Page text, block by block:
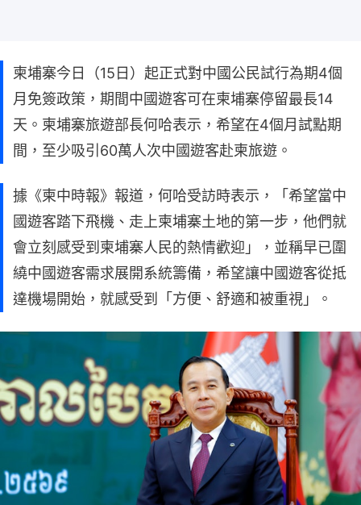
柬埔寨今日（15日）起正式對中國公民試行為期4個
月免簽政策，期間中國遊客可在柬埔寨停留最長14
天。柬埔寨旅遊部長何哈表示，希望在4個月試點期
間，至少吸引60萬人次中國遊客赴柬旅遊。
據《柬中時報》報道，何哈受訪時表示，「希望當中
國遊客踏下飛機、走上柬埔寨土地的第一步，他們就
會立刻感受到柬埔寨人民的熱情歡迎」，並稱早已圍
繞中國遊客需求展開系統籌備，希望讓中國遊客從抵
達機場開始，就感受到「方便、舒適和被重視」。